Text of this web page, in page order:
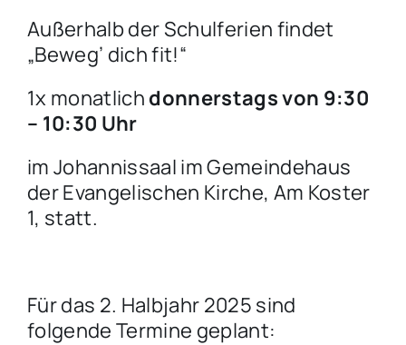
Außerhalb der Schulferien findet
„Beweg’ dich fit!“
1x monatlich donnerstags von 9:30
– 10:30 Uhr
im Johannissaal im Gemeindehaus
der Evangelischen Kirche, Am Koster
1, statt.
Für das 2. Halbjahr 2025 sind
folgende Termine geplant: